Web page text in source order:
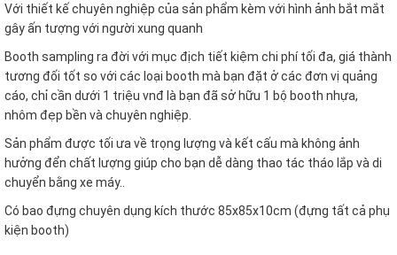
Với thiết kế chuyên nghiệp của sản phẩm kèm với hình ảnh bắt mắt
gây ấn tượng với người xung quanh
Booth sampling ra đời với mục địch tiết kiệm chi phí tối đa, giá thành
tương đối tốt so với các loại booth mà bạn đặt ở các đơn vị quảng
cáo, chỉ cần dưới 1 triệu vnđ là bạn đã sở hữu 1 bộ booth nhựa,
nhôm đẹp bền và chuyên nghiệp.
Sản phẩm được tối ưa về trọng lượng và kết cấu mà không ảnh
hưởng đển chất lượng giúp cho bạn dễ dàng thao tác tháo lắp và di
chuyển bằng xe máy..
Có bao đựng chuyên dụng kích thước 85x85x10cm (đựng tất cả phụ
kiện booth)